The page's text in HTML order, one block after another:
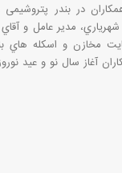
همکاران در بندر
مهندس شهرياري، مدیر عامل
مخازن و اسكله هاي
آغاز سال نو و عيد